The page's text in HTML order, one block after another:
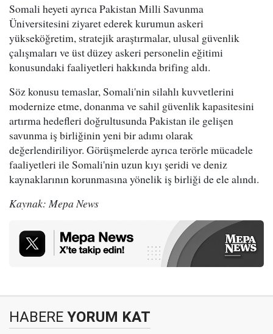
Somali heyeti ayrıca Pakistan Milli Savunma
Üniversitesini ziyaret ederek kurumun askeri
yükseköğretim, stratejik araştırmalar, ulusal güvenlik
çalışmaları ve üst düzey askeri personelin eğitimi
konusundaki faaliyetleri hakkında brifing aldı.
Söz konusu temaslar, Somali'nin silahlı kuvvetlerini
modernize etme, donanma ve sahil güvenlik kapasitesini
artırma hedefleri doğrultusunda Pakistan ile gelişen
savunma iş birliğinin yeni bir adımı olarak
değerlendiriliyor. Görüşmelerde ayrıca terörle mücadele
faaliyetleri ile Somali'nin uzun kıyı şeridi ve deniz
kaynaklarının korunmasına yönelik iş birliği de ele alındı.
Kaynak: Mepa News
HABERE YORUM KAT